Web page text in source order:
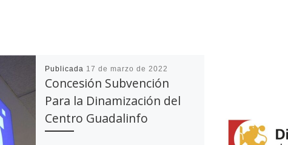
Publicada 17 de marzo de 2022
Concesión Subvención
Para la Dinamización del
Centro Guadalinfo